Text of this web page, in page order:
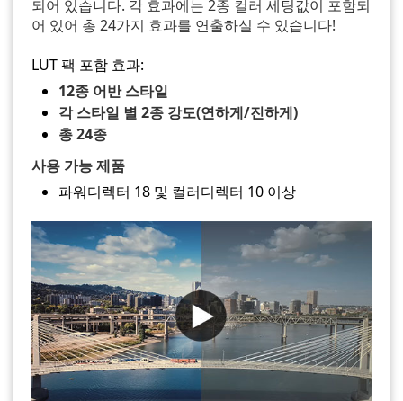
되어 있습니다. 각 효과에는 2종 컬러 세팅값이 포함되
어 있어 총 24가지 효과를 연출하실 수 있습니다!
LUT 팩 포함 효과:
12종 어반 스타일
각 스타일 별 2종 강도(연하게/진하게)
총 24종
사용 가능 제품
파워디렉터 18 및 컬러디렉터 10 이상